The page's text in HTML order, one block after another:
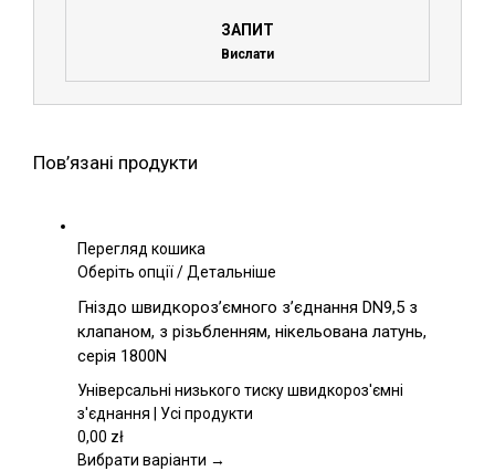
ЗАПИТ
Вислати
Пов’язані продукти
Перегляд кошика
Оберіть опціїЦей
має
кілька
Параметри
можна
на
/Детальніше
Гніздо швидкороз’ємного з’єднання DN9,5 з
клапаном, з різьбленням, нікельована латунь,
серія 1800N
Універсальні низького тиску швидкороз'ємні
з'єднання | Усі продукти
0,00 zł
Вибрати варіанти →